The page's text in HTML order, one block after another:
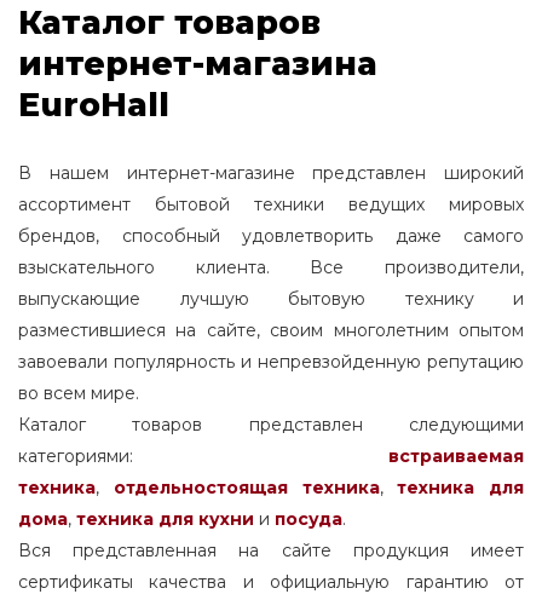
Каталог товаров
интернет-магазина
EuroHall
В нашем интернет-магазине представлен широкий
ассортимент бытовой техники ведущих мировых
брендов, способный удовлетворить даже самого
взыскательного клиента. Все производители,
выпускающие лучшую бытовую технику и
разместившиеся на сайте, своим многолетним опытом
завоевали популярность и непревзойденную репутацию
во всем мире.
Каталог товаров представлен следующими
категориями: встраиваемая
техника, отдельностоящаятехника,
техника для
дома, техника для кухни и посуда.
Вся представленная на сайте продукция имеет
сертификаты качества и официальную гарантию от